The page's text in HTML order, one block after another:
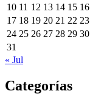
10 11 12 13 14 15 16
17 18 19 20 21 22 23
24 25 26 27 28 29 30
31
« Jul
Categorías